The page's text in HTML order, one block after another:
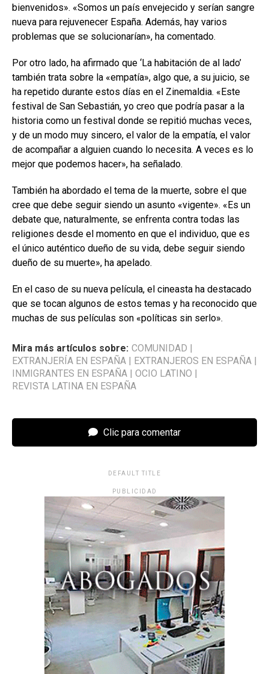
bienvenidos». «Somos un país envejecido y serían sangre
nueva para rejuvenecer España. Además, hay varios
problemas que se solucionarían», ha comentado.
Por otro lado, ha afirmado que ‘La habitación de al lado’
también trata sobre la «empatía», algo que, a su juicio, se
ha repetido durante estos días en el Zinemaldia. «Este
festival de San Sebastián, yo creo que podría pasar a la
historia como un festival donde se repitió muchas veces,
y de un modo muy sincero, el valor de la empatía, el valor
de acompañar a alguien cuando lo necesita. A veces es lo
mejor que podemos hacer», ha señalado.
También ha abordado el tema de la muerte, sobre el que
cree que debe seguir siendo un asunto «vigente». «Es un
debate que, naturalmente, se enfrenta contra todas las
religiones desde el momento en que el individuo, que es
el único auténtico dueño de su vida, debe seguir siendo
dueño de su muerte», ha apelado.
En el caso de su nueva película, el cineasta ha destacado
que se tocan algunos de estos temas y ha reconocido que
muchas de sus películas son «políticas sin serlo».
Mira más artículos sobre: COMUNIDAD
EXTRANJERÍA EN ESPAÑA
EXTRANJEROS EN ESPAÑA
INMIGRANTES EN ESPAÑA
OCIO LATINO
REVISTA LATINA EN ESPAÑA
Clic para comentar
DEFAULT TITLE
PUBLICIDAD